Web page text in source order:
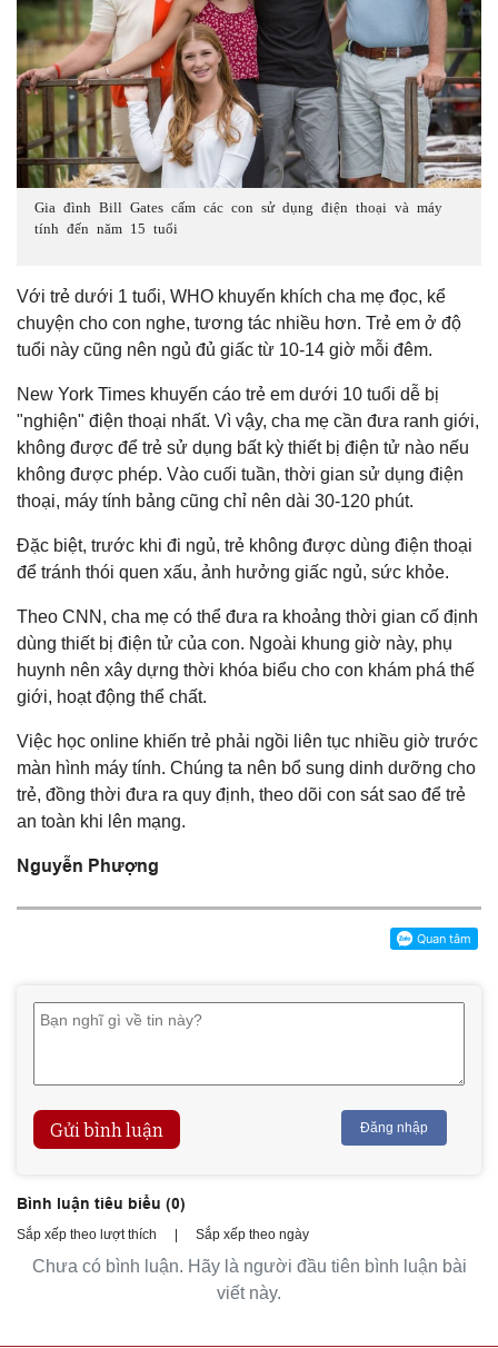
Gia đình Bill Gates cấm các con sử dụng điện thoại và máy
tính đến năm 15 tuổi
Với trẻ dưới 1 tuổi, WHO khuyến khích cha mẹ đọc, kể
chuyện cho con nghe, tương tác nhiều hơn. Trẻ em ở độ
tuổi này cũng nên ngủ đủ giấc từ 10-14 giờ mỗi đêm.
New York Times khuyến cáo trẻ em dưới 10 tuổi dễ bị
"nghiện" điện thoại nhất. Vì vậy, cha mẹ cần đưa ranh giới,
không được để trẻ sử dụng bất kỳ thiết bị điện tử nào nếu
không được phép. Vào cuối tuần, thời gian sử dụng điện
thoại, máy tính bảng cũng chỉ nên dài 30-120 phút.
Đặc biệt, trước khi đi ngủ, trẻ không được dùng điện thoại
để tránh thói quen xấu, ảnh hưởng giấc ngủ, sức khỏe.
Theo CNN, cha mẹ có thể đưa ra khoảng thời gian cố định
dùng thiết bị điện tử của con. Ngoài khung giờ này, phụ
huynh nên xây dựng thời khóa biểu cho con khám phá thế
giới, hoạt động thể chất.
Việc học online khiến trẻ phải ngồi liên tục nhiều giờ trước
màn hình máy tính. Chúng ta nên bổ sung dinh dưỡng cho
trẻ, đồng thời đưa ra quy định, theo dõi con sát sao để trẻ
an toàn khi lên mạng.
Nguyễn Phượng
Gửi bình luận Đăng nhập
Bình luận tiêu biểu (0)
Sắp xếp theo lượt thích Sắp xếp theo ngày
Chưa có bình luận. Hãy là người đầu tiên bình luận bài
viết này.